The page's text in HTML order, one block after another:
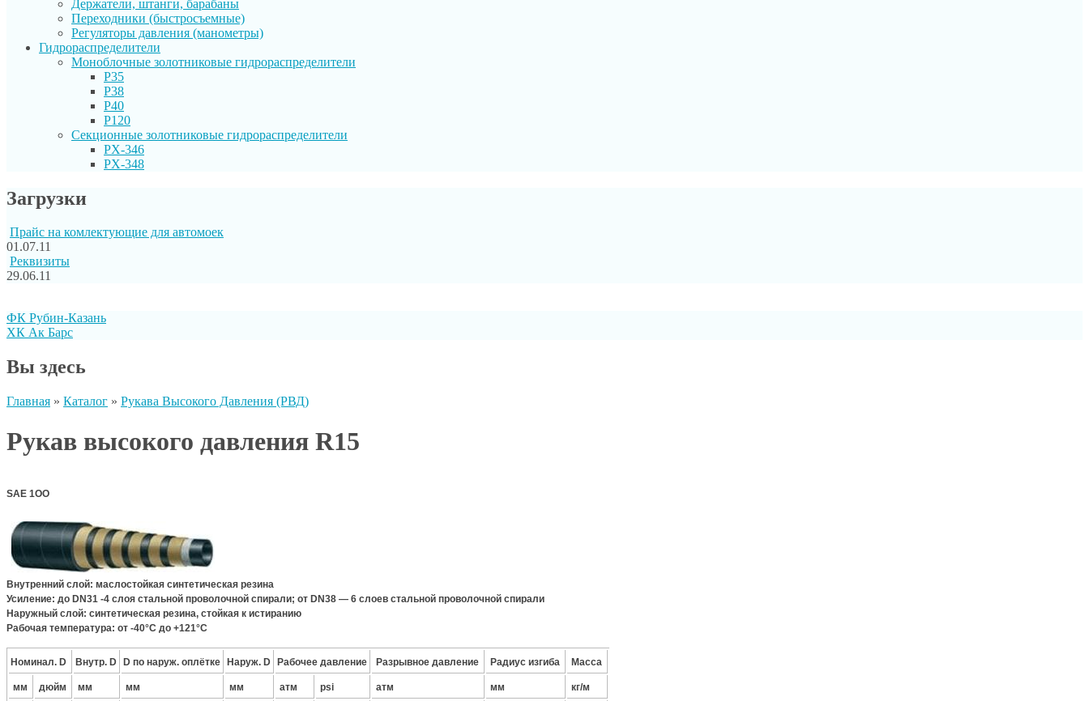
Держатели, штанги, барабаны
Переходники (быстросъемные)
Регуляторы давления (манометры)
Гидрораспределители
Моноблочные золотниковые гидрораспределители
P35
P38
P40
P120
Секционные золотниковые гидрораспределители
PX-346
PX-348
Загрузки
Прайс на комлектующие для автомоек
01.07.11
Реквизиты
29.06.11
ФК Рубин-Казань
ХК Ак Барс
Вы здесь
Главная » Каталог » Рукава Высокого Давления (РВД)
Рукав высокого давления R15
SAE 1ОО
Внутренний слой: маслостойкая синтетическая резина
Усиление: до DN31 -4 слоя стальной проволочной спирали; от DN38 — 6 слоев стальной проволочной спирали
Наружный слой: синтетическая резина, стойкая к истиранию
Рабочая температура: от -40°С до +121°С
Номинал. D Внутр. D D по наруж. оплётке Наруж. D Рабочее давление Разрывное давление Радиус изгиба Масса
мм дюйм мм мм мм атм psi атм мм кг/м